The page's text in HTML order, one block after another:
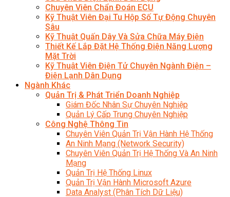
Chuyên Viên Chẩn Đoán ECU
Kỹ Thuật Viên Đại Tu Hộp Số Tự Động Chuyên
Sâu
Kỹ Thuật Quấn Dây Và Sửa Chữa Máy Điện
Thiết Kế Lắp Đặt Hệ Thống Điện Năng Lượng
Mặt Trời
Kỹ Thuật Viên Điện Tử Chuyên Ngành Điện –
Điện Lạnh Dân Dụng
Ngành Khác
Quản Trị & Phát Triển Doanh Nghiệp
Giám Đốc Nhân Sự Chuyên Nghiệp
Quản Lý Cấp Trung Chuyên Nghiệp
Công Nghệ Thông Tin
Chuyên Viên Quản Trị Vận Hành Hệ Thống
An Ninh Mạng (Network Security)
Chuyên Viên Quản Trị Hệ Thống Và An Ninh
Mạng
Quản Trị Hệ Thống Linux
Quản Trị Vận Hành Microsoft Azure
Data Analyst (Phân Tích Dữ Liệu)